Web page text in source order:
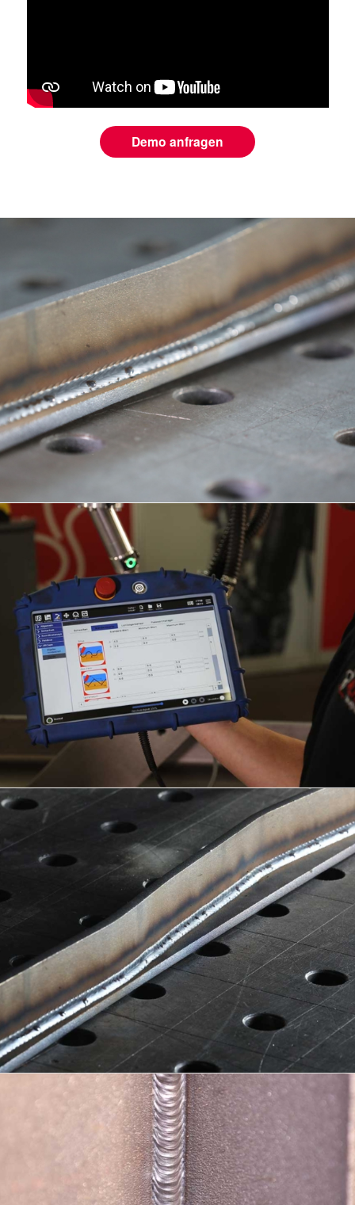
Demo anfragen